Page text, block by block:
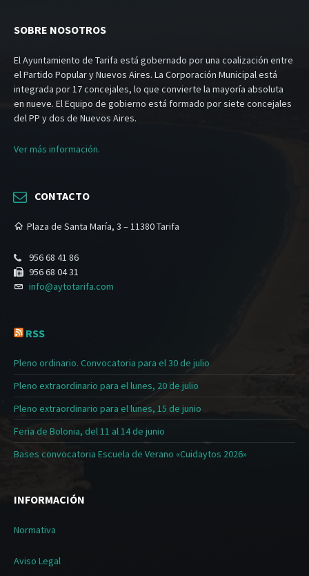
SOBRE NOSOTROS
El Ayuntamiento de Tarifa está gobernado por una coalización entre
el Partido Popular y Nuevos Aires. La Corporación Municipal está
integrada por 17 concejales, lo que convierte la mayoría absoluta
en nueve. El Equipo de gobierno está formado por siete concejales
del PP y dos de Nuevos Aires.
Ver más información.
CONTACTO
Plaza de Santa María, 3 – 11380 Tarifa
956 68 41 86
956 68 04 31
info@aytotarifa.com
RSS
Pleno ordinario. Convocatoria para el 30 de julio
Pleno extraordinario para el lunes, 20 de julio
Pleno extraordinario para el lunes, 15 de junio
Feria de Bolonia, del 11 al 14 de junio
Bases convocatoria Escuela de Verano «Cuidaytos 2026»
INFORMACIÓN
Normativa
Aviso Legal